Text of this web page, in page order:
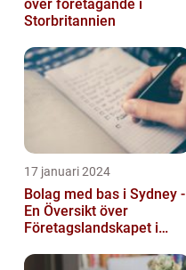
över företagande i
Storbritannien
17 januari 2024
Bolag med bas i Sydney -
En Översikt över
Företagslandskapet i